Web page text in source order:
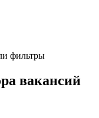
фильтры
вакансий